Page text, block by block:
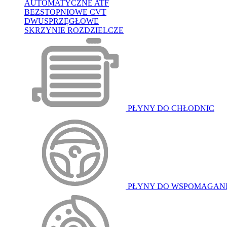
AUTOMATYCZNE ATF
BEZSTOPNIOWE CVT
DWUSPRZĘGŁOWE
SKRZYNIE ROZDZIELCZE
PŁYNY DO CHŁODNIC
PŁYNY DO